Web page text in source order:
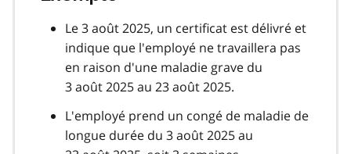
Le 3 août 2025, un certificat est délivré et
indique que l'employé ne travaillera pas
en raison d'une maladie grave du
3 août 2025 au 23 août 2025.
L'employé prend un congé de maladie de
longue durée du 3 août 2025 au